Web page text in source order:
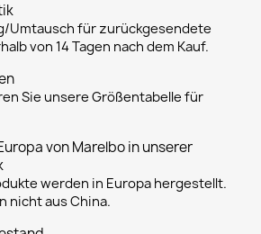
Umtausch für zurückgesendete
von 14 Tagen nach dem Kauf.
Sie unsere Größentabelle für
von Marelbo in unserer
werden in Europa hergestellt.
nicht aus China.